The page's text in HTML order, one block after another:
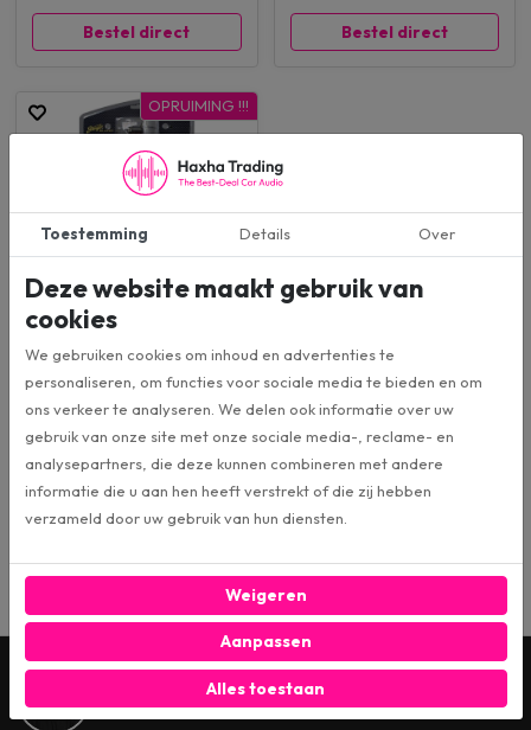
Bestel direct Bestel direct
OPRUIMING !!!
Stinger SELECT SSCAP5M
Condensator
Stinger Select SSCAP5M carbon fiber
condensator / powercap met digitale
Watts
€ 95,00
€ 149,00adviesprijs
Bestel direct
Wil je op de hoogte blijven? Schrijf je dan in voor
onze digitale nieuwsbrief!
Toestemming Details Over
Deze website maakt gebruik van
cookies
We gebruiken cookies om inhoud en advertenties te
personaliseren, om functies voor sociale media te bieden en om
ons verkeer te analyseren. We delen ook informatie over uw
gebruik van onze site met onze sociale media-, reclame- en
analysepartners, die deze kunnen combineren met andere
informatie die u aan hen heeft verstrekt of die zij hebben
verzameld door uw gebruik van hun diensten.
Weigeren
Aanpassen
Alles toestaan